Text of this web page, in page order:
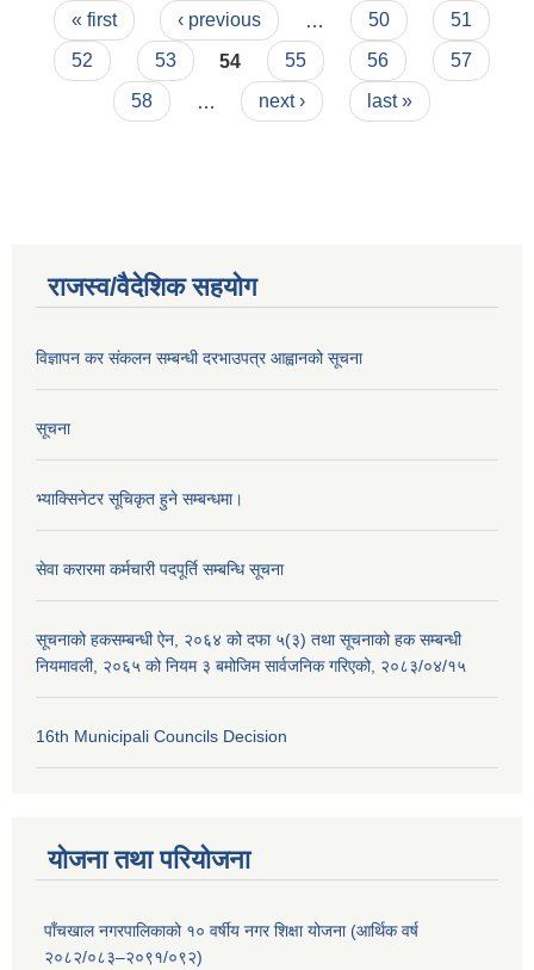
Pages
« first ‹ previous 50
51
52
53 54 55 56
57
58
next › last »
राजस्व/वैदेशिक सहयोग
विज्ञापन कर संकलन सम्बन्धी दरभाउपत्र आह्वानको सूचना
सूचना
भ्याक्सिनेटर सूचिकृत हुने सम्बन्धमा।
सेवा करारमा कर्मचारी पदपूर्ति सम्बन्धि सूचना
सूचनाको हकसम्बन्धी ऐन, २०६४ को दफा ५(३) तथा सूचनाको हक सम्बन्धी
नियमावली, २०६५ को नियम ३ बमोजिम सार्वजनिक गरिएको, २०८३/०४/१५
16th Municipali Councils Decision
योजना तथा परियोजना
पाँचखाल नगरपालिकाको १० वर्षीय नगर शिक्षा योजना (आर्थिक वर्ष
२०८२/०८३–२०९१/०९२)